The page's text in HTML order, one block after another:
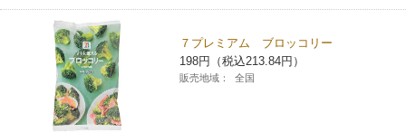
７プレミアム ブロッコリー
198円（税込213.84円）
販売地域： 全国